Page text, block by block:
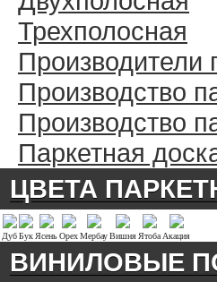
Трехполосная
Производители
Производство
Производство
Паркетная
ЦВЕТА
ДубБук ЯсеньОрехМербауВишня Ятоба Акация
ВИНИЛОВЫЕ